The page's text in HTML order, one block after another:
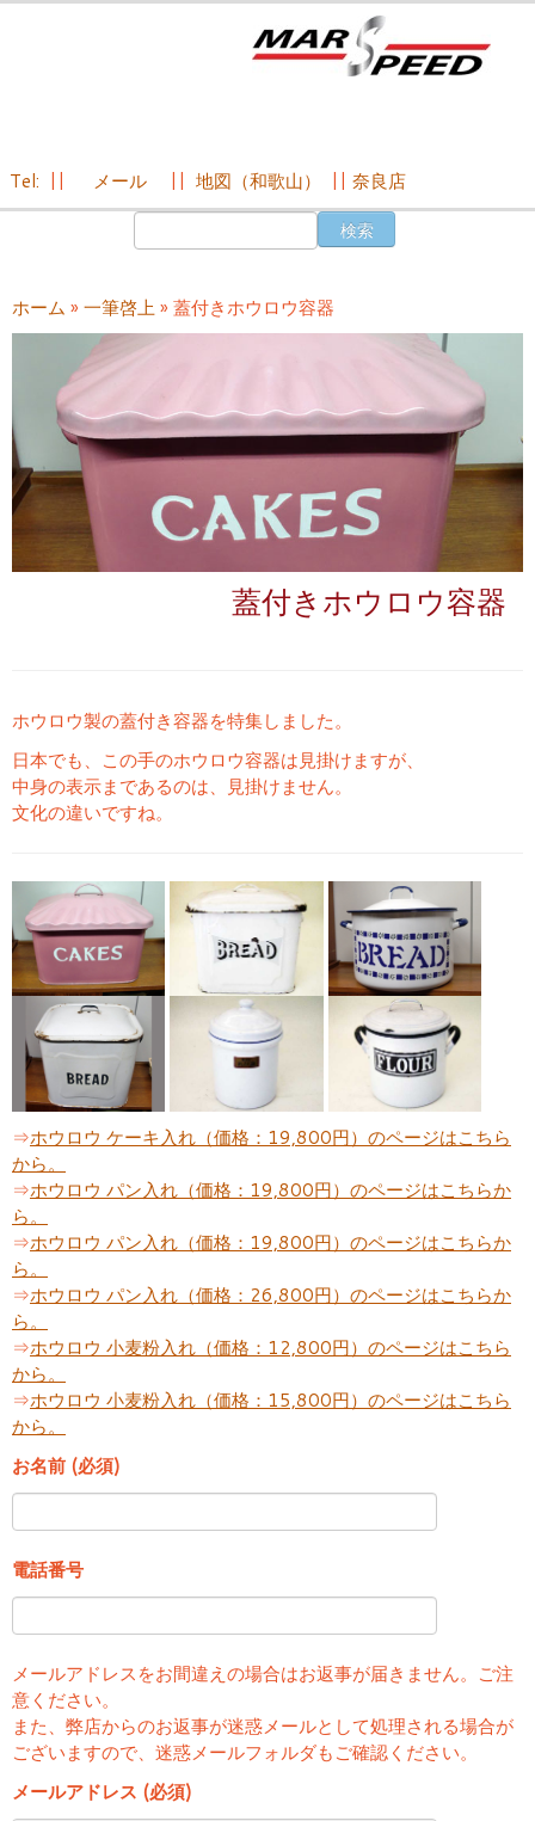
ン
ツ
ッ
Tel: メール 地図（和歌山） 奈良店
ホーム » 一筆啓上» 蓋付きホウロウ容器
蓋付きホウロウ容器
ホウロウ製の蓋付き容器を特集しました。
日本でも、この手のホウロウ容器は見掛けますが、
中身の表示まであるのは、見掛けません。
文化の違いですね。
⇒ホウロウ ケーキ入れ（価格：19,800円）のページはこちら
から。
⇒ホウロウ パン入れ（価格：19,800円）のページはこちらか
ら。
⇒ホウロウ パン入れ（価格：19,800円）のページはこちらか
ら。
⇒ホウロウ パン入れ（価格：26,800円）のページはこちらか
ら。
⇒ホウロウ 小麦粉入れ（価格：12,800円）のページはこちら
から。
⇒ホウロウ 小麦粉入れ（価格：15,800円）のページはこちら
から。
お名前 (必須)
電話番号
メールアドレスをお間違えの場合はお返事が届きません。ご注
意ください。
また、弊店からのお返事が迷惑メールとして処理される場合が
ございますので、迷惑メールフォルダもご確認ください。
メールアドレス (必須)